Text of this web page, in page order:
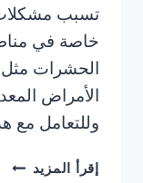
تسبب مشكلات
خاصة في
الحشرات مثل
الأمراض
وللتعامل مع
إقرأ المزيد شركة